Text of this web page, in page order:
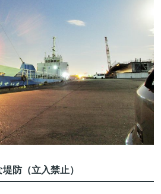
防（立入禁止）